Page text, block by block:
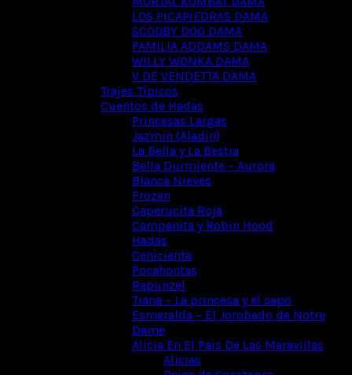
LOS PICAPIEDRAS DAMA
SCOOBY DOO DAMA
FAMILIA ADDAMS DAMA
WILLY WONKA DAMA
V DE VENDETTA DAMA
Trajes Típicos
Cuentos de Hadas
Princesas Largas
Jazmin (Aladin)
La Bella y La Bestia
Bella Durmiente – Aurora
Blanca Nieves
Frozen
Caperucita Roja
Campanita y Robin Hood
Hadas
Cenicienta
Pocahontas
Rapunzel
Tiana – La princesa y el sapo
Esmeralda – El Jorobado de Notre
Dame
Alicia En El Pais De Las Maravillas
Alicias